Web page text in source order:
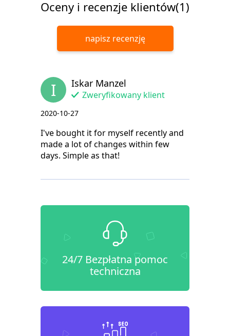
Oceny i recenzje klientów(1)
napisz recenzję
I Iskar Manzel
Zweryfikowany klient
2020-10-27
I've bought it for myself recently and
made a lot of changes within few
days. Simple as that!
24/7 Bezpłatna pomoc
techniczna